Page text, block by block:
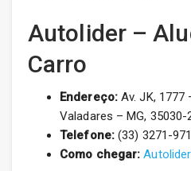
Autolider –
Carro
Endereço:Av. JK, 1777
Valadares – MG, 35030-
Telefone:(33) 3271-
Como chegar: